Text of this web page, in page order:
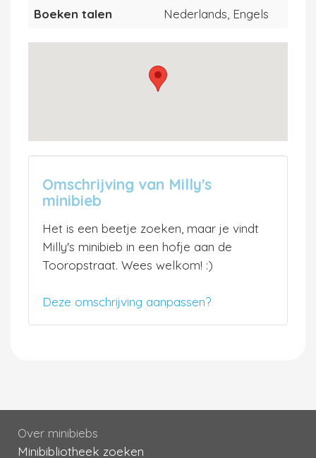
Boeken talen
Nederlands, Engels
Omschrijving van Milly's
minibieb
Het is een beetje zoeken, maar je vindt
Milly's minibieb in een hofje aan de
Tooropstraat. Wees welkom! :)
Deze omschrijving aanpassen?
Over minibiebs
Minibibliotheek zoeken